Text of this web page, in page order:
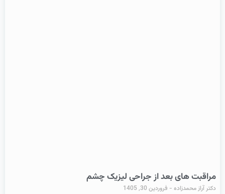
مراقبت های بعد از جراحی لیزیک چشم
دکتر آراز محمدزاده فروردین 30, 1405